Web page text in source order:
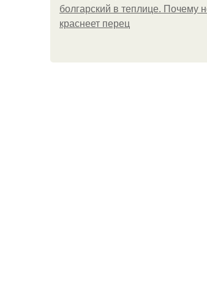
болгарский в теплице. Почему
краснеет перец